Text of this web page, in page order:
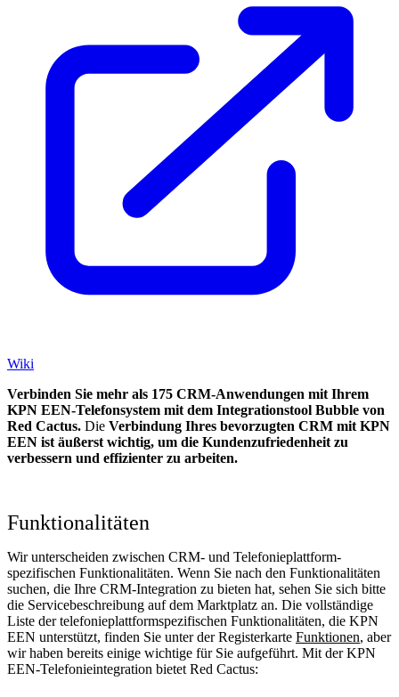
Wiki
Verbinden Sie mehr als 175 CRM-Anwendungen mit Ihrem
KPN EEN-Telefonsystem mit dem Integrationstool Bubble von
Red Cactus. Die Verbindung Ihres bevorzugten CRM mit KPN
EEN ist äußerst wichtig, um die Kundenzufriedenheit zu
verbessern und effizienter zu arbeiten.
Funktionalitäten
Wir unterscheiden zwischen CRM- und Telefonieplattform-
spezifischen Funktionalitäten. Wenn Sie nach den Funktionalitäten
suchen, die Ihre CRM-Integration zu bieten hat, sehen Sie sich bitte
die Servicebeschreibung auf dem Marktplatz an. Die vollständige
Liste der telefonieplattformspezifischen Funktionalitäten, die KPN
EEN unterstützt, finden Sie unter der Registerkarte Funktionen, aber
wir haben bereits einige wichtige für Sie aufgeführt. Mit der KPN
EEN-Telefonieintegration bietet Red Cactus: